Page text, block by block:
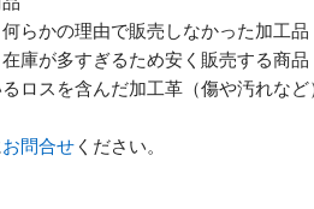
らかの理由で販売しなかった加工
庫が多すぎるため安く販売する商品
ロスを含んだ加工革（傷や汚れなど
お問合せください。